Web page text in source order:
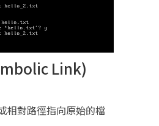
Link)
相對路徑指向原始的檔